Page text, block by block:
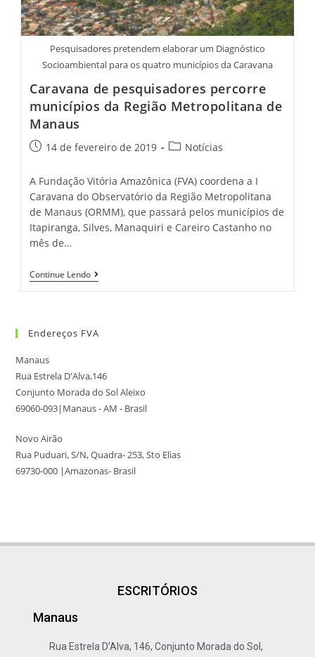
Pesquisadores pretendem elaborar um Diagnóstico
Socioambiental para os quatro municípios da Caravana
Caravana de pesquisadores percorre
municípios da Região Metropolitana de
Manaus
14 de fevereiro de 2019 Notícias
A Fundação Vitória Amazônica (FVA) coordena a I
Caravana do Observatório da Região Metropolitana
de Manaus (ORMM), que passará pelos municípios de
Itapiranga, Silves, Manaquiri e Careiro Castanho no
mês de…
Continue Lendo
Endereços FVA
Manaus
Rua Estrela D'Alva,146
Conjunto Morada do Sol Aleixo
69060-093|Manaus - AM - Brasil
Novo Airão
Rua Puduari, S/N, Quadra- 253, Sto Elias
69730-000 |Amazonas- Brasil
ESCRITÓRIOS
Manaus
Rua Estrela D’Alva, 146, Conjunto Morada do Sol,